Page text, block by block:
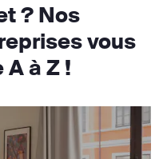
? Nos
vous
à Z !